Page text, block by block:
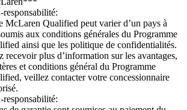
responsabilité:
McLaren Qualified peut varier d’un pays à
aux conditions générales du Programme
ainsi que les politique de confidentialités.
recevoir plus d’information sur les avantages,
et conditions général du Programme
veillez contacter votre concessionnaire
responsabilité: